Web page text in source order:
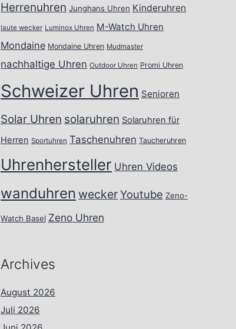
Herrenuhren Junghans Uhren Kinderuhren
laute wecker Luminox Uhren M-Watch Uhren
Mondaine Mondaine Uhren Mudmaster
nachhaltige Uhren Outdoor Uhren Promi Uhren
Schweizer Uhren Senioren
Solar Uhren solaruhren Solaruhren für
Herren Sportuhren Taschenuhren Taucheruhren
Uhrenhersteller Uhren Videos
wanduhren weckerYoutube Zeno-
Watch Basel Zeno Uhren
Archives
August 2026
Juli 2026